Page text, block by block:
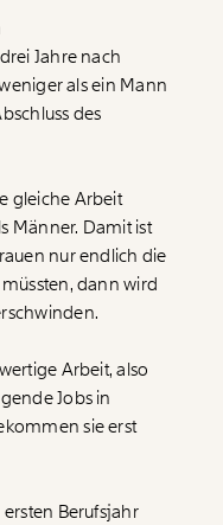
Jahre nach
als ein Mann
des
gleiche Arbeit
Männer. Damit ist
nur endlich die
dann wird
Arbeit, also
Jobs in
sie erst
Berufsjahr